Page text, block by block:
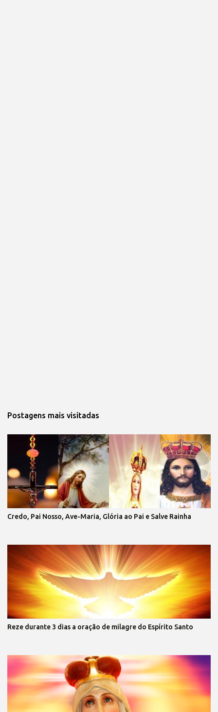
Postagens mais visitadas
Credo, Pai Nosso, Ave-Maria, Glória ao Pai e Salve Rainha
Reze durante 3 dias a oração de milagre do Espírito Santo